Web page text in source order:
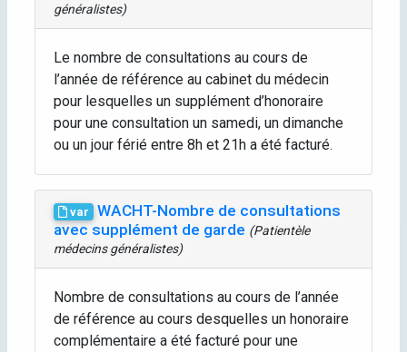
généralistes)
Le nombre de consultations au cours de
l’année de référence au cabinet du médecin
pour lesquelles un supplément d’honoraire
pour une consultation un samedi, un dimanche
ou un jour férié entre 8h et 21h a été facturé.
var
WACHT-Nombre de consultations
avec supplément de garde (Patientèle
médecins généralistes)
Nombre de consultations au cours de l’année
de référence au cours desquelles un honoraire
complémentaire a été facturé pour une